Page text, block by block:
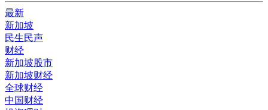
最新
新加坡
民生民声
财经
新加坡股市
新加坡财经
全球财经
中国财经